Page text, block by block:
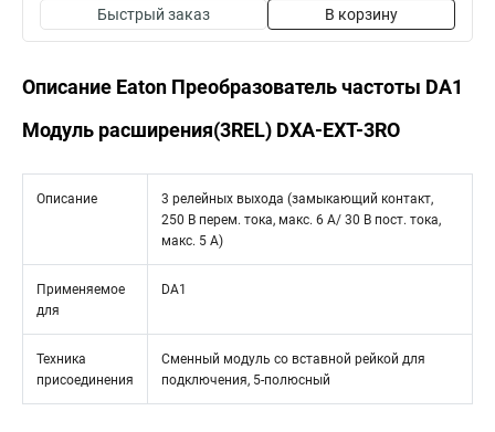
Быстрый заказ В корзину
Описание Eaton Преобразователь частоты DA1
Модуль расширения(3REL) DXA-EXT-3RO
Описание
3 релейных выхода (замыкающий контакт,
250 В перем. тока, макс. 6 A/ 30 В пост. тока,
макс. 5 A)
Применяемое
для
DA1
Техника
присоединения
Сменный модуль со вставной рейкой для
подключения, 5-полюсный